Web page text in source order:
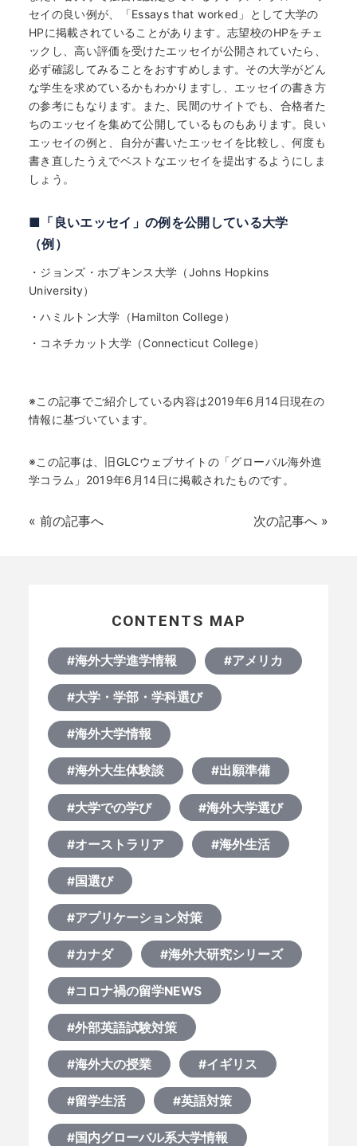
セイの良い例が、「Essays that worked」として大学の
HPに掲載されていることがあります。志望校のHPをチェ
ックし、高い評価を受けたエッセイが公開されていたら、
必ず確認してみることをおすすめします。その大学がどん
な学生を求めているかもわかりますし、エッセイの書き方
の参考にもなります。また、民間のサイトでも、合格者た
ちのエッセイを集めて公開しているものもあります。良い
エッセイの例と、自分が書いたエッセイを比較し、何度も
書き直したうえでベストなエッセイを提出するようにしま
しょう。
■「良いエッセイ」の例を公開している大学
（例）
・ ジョンズ・ホプキンス大学（Johns Hopkins
University）
・ハミルトン大学（Hamilton College）
・ コネチカット大学（Connecticut College）
※この記事でご紹介している内容は2019年6月14日現在の
情報に基づいています。
※この記事は、旧GLCウェブサイトの「グローバル海外進
学コラム」2019年6月14日に掲載されたものです。
« 前の記事へ 次の記事へ »
CONTENTS MAP
#海外大学進学情報 #アメリカ
#大学・学部・学科選び
#海外大学情報
#海外大生体験談 #出願準備
#大学での学び #海外大学選び
#オーストラリア #海外生活
#国選び
#アプリケーション対策
#カナダ #海外大研究シリーズ
#コロナ禍の留学NEWS
#外部英語試験対策
#海外大の授業 #イギリス
#留学生活 #英語対策
#国内グローバル系大学情報